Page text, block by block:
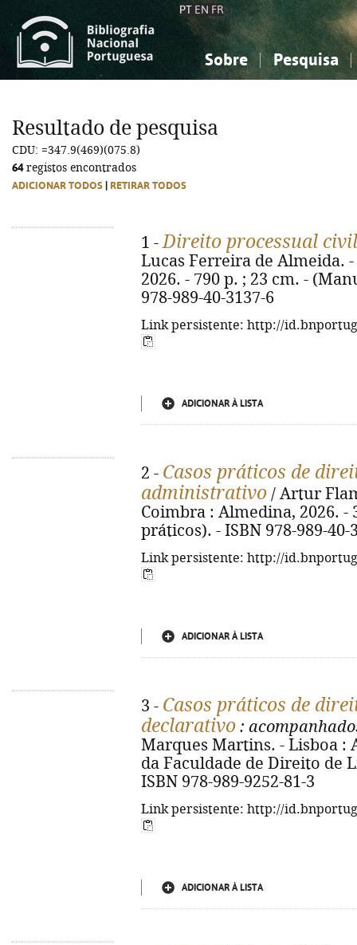
PT EN FR
Sobre Pesquisa
Ciências sociais...
Ciências sociais...
Resultado de pesquisa
CDU: =347.9(469)(075.8)
64registos encontrados
ADICIONAR TODOS RETIRAR TODOS
1 -Direito processual civil
Lucas Ferreira de Almeida.
2026. - 790 p. ; 23 cm. -
978-989-40-3137-6
Link persistente: http://
ADICIONAR À LISTA
2 - Casos práticos de
administrativo / Artur
Coimbra : Almedina, 2026. -
práticos). - ISBN 978-989-40-
Link persistente: http://
ADICIONAR À LISTA
3 - Casos práticos de
declarativo :
Marques Martins. - Lisboa :
da Faculdade de Direito de
ISBN 978-989-9252-81-3
Link persistente: http://
ADICIONAR À LISTA